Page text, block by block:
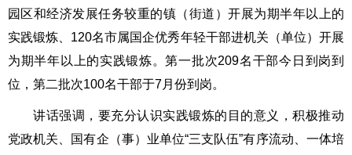
园区和经济发展任务较重的镇（街道）开展为期半年以上的
实践锻炼、120名市属国企优秀年轻干部进机关（单位）开展
为期半年以上的实践锻炼。第一批次209名干部今日到岗到
位，第二批次100名干部于7月份到岗。
讲话强调，要充分认识实践锻炼的目的意义，积极推动
党政机关、国有企（事）业单位“三支队伍”有序流动、一体培